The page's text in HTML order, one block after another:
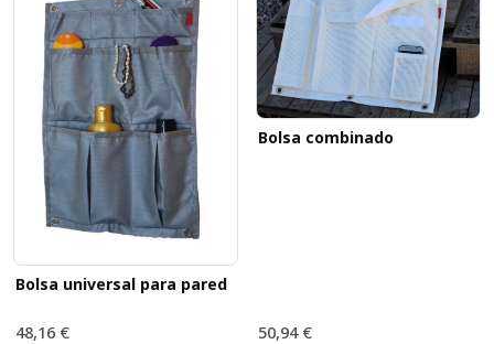
Bolsa universal para pared
48,16 €
Bolsa combinado
50,94 €